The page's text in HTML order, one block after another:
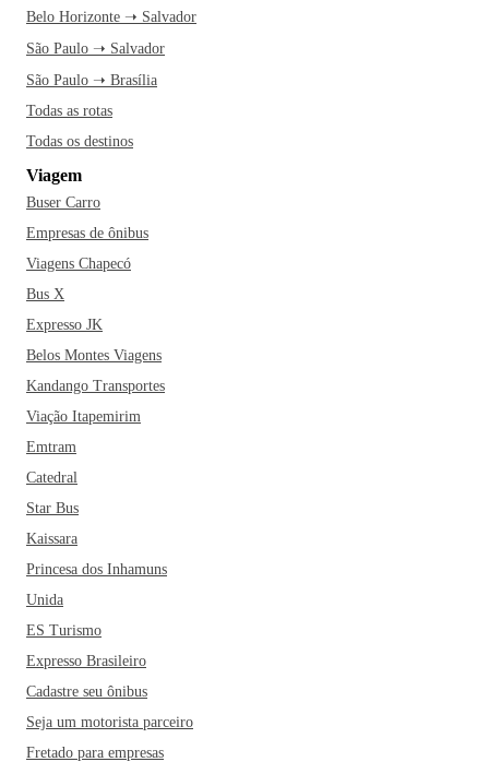
Belo Horizonte ➝ Salvador
São Paulo ➝ Salvador
São Paulo ➝ Brasília
Todas as rotas
Todas os destinos
Viagem
Buser Carro
Empresas de ônibus
Viagens Chapecó
Bus X
Expresso JK
Belos Montes Viagens
Kandango Transportes
Viação Itapemirim
Emtram
Catedral
Star Bus
Kaissara
Princesa dos Inhamuns
Unida
ES Turismo
Expresso Brasileiro
Cadastre seu ônibus
Seja um motorista parceiro
Fretado para empresas